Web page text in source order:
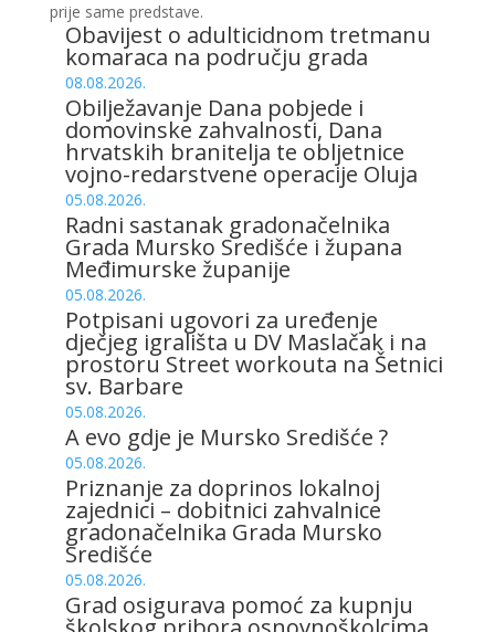
prije same predstave.
Obavijest o adulticidnom tretmanu
komaraca na području grada
08.08.2026.
Obilježavanje Dana pobjede i
domovinske zahvalnosti, Dana
hrvatskih branitelja te obljetnice
vojno-redarstvene operacije Oluja
05.08.2026.
Radni sastanak gradonačelnika
Grada Mursko Središće i župana
Međimurske županije
05.08.2026.
Potpisani ugovori za uređenje
dječjeg igrališta u DV Maslačak i na
prostoru Street workouta na Šetnici
sv. Barbare
05.08.2026.
A evo gdje je Mursko Središće ?
05.08.2026.
Priznanje za doprinos lokalnoj
zajednici – dobitnici zahvalnice
gradonačelnika Grada Mursko
Središće
05.08.2026.
Grad osigurava pomoć za kupnju